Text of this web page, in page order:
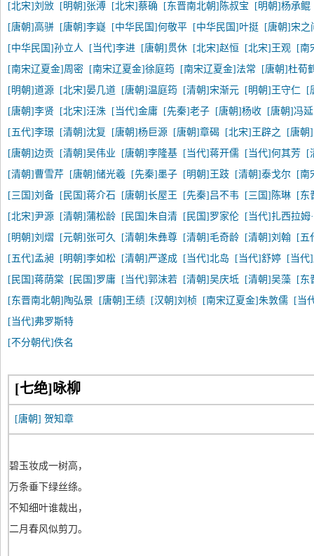
[北宋]刘攽
[明朝]张溥 [北宋]蔡确 [东晋南北朝]陈叔宝
[明朝]杨承鲲
[唐朝]高骈
[唐朝]李嶷 [中华民国]何敬平 [中华民国]叶挺
[唐朝]宋之
[中华民国]孙立人
[当代]李进 [唐朝]贯休 [北宋]赵恒 [北宋]王观
[南
[南宋辽夏金]周密
[南宋辽夏金]徐庭筠 [南宋辽夏金]法常
[唐朝]杜荀
[明朝]道源
[北宋]晏几道 [唐朝]温庭筠 [清朝]宋渐元 [明朝]王守仁
[
[唐朝]李贤
[北宋]汪洙 [当代]金庸 [先秦]老子 [唐朝]杨收
[唐朝]冯
[五代]李璟
[清朝]沈复 [唐朝]杨巨源 [唐朝]章碣 [北宋]王辟之
[唐朝
[唐朝]边贡
[清朝]吴伟业 [唐朝]李隆基 [当代]蒋开儒 [当代]何其芳
[
[清朝]曹雪芹
[唐朝]储光羲 [先秦]墨子 [明朝]王跂 [清朝]泰戈尔
[南
[三国]刘备
[民国]蒋介石 [唐朝]长屋王 [先秦]吕不韦 [三国]陈琳
[东
[北宋]尹源
[清朝]蒲松龄 [民国]朱自清 [民国]罗家伦
[当代]扎西拉
[明朝]刘熠
[元朝]张可久 [清朝]朱彝尊 [清朝]毛奇龄 [清朝]刘翰
[五
[五代]孟昶
[明朝]李如松 [清朝]严遂成 [当代]北岛 [当代]舒婷
[当代
[民国]蒋荫棠
[民国]罗庸 [当代]郭沫若 [清朝]吴庆坻 [清朝]吴藻
[东
[东晋南北朝]陶弘景
[唐朝]王绩 [汉朝]刘桢 [南宋辽夏金]朱敦儒
[当
[当代]弗罗斯特
[不分朝代]佚名
[七绝]咏柳
[唐朝] 贺知章
碧玉妆成一树高，
万条垂下绿丝绦。
不知细叶谁裁出，
二月春风似剪刀。